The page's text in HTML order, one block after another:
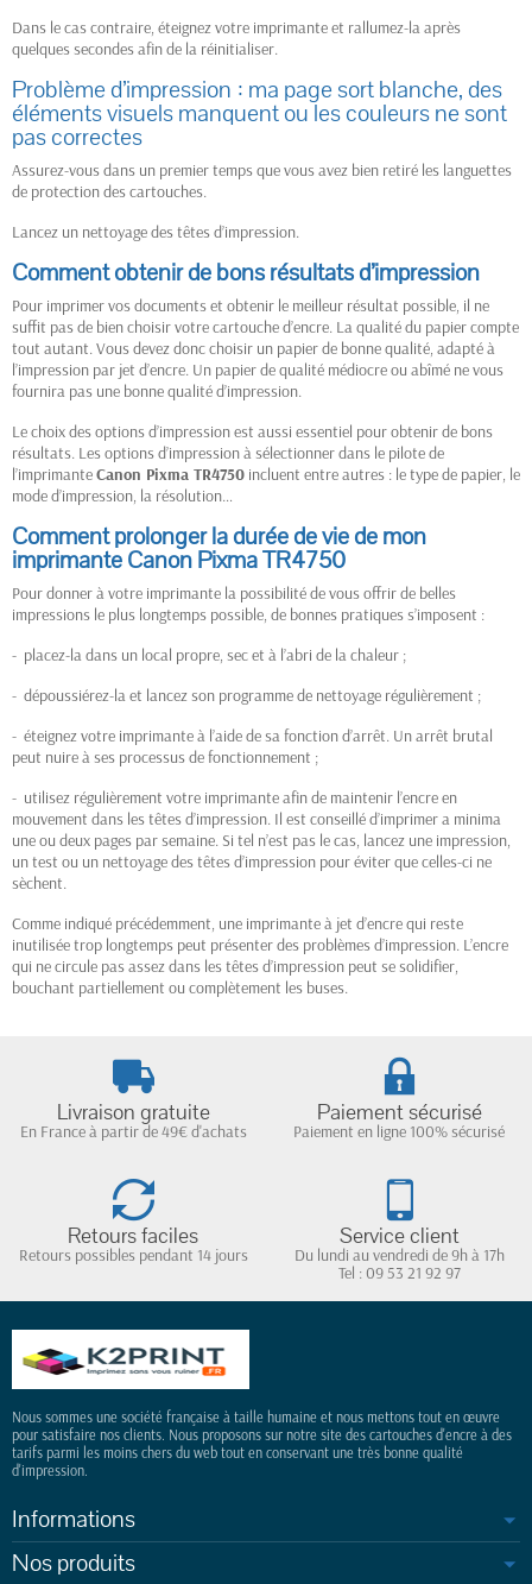
Dans le cas contraire, éteignez votre imprimante et rallumez-la après
quelques secondes afin de la réinitialiser.
Problème d’impression : ma page sort blanche, des
éléments visuels manquent ou les couleurs ne sont
pas correctes
Assurez-vous dans un premier temps que vous avez bien retiré les languettes
de protection des cartouches.
Lancez un nettoyage des têtes d’impression.
Comment obtenir de bons résultats d’impression
Pour imprimer vos documents et obtenir le meilleur résultat possible, il ne
suffit pas de bien choisir votre cartouche d’encre. La qualité du papier compte
tout autant. Vous devez donc choisir un papier de bonne qualité, adapté à
l’impression par jet d’encre. Un papier de qualité médiocre ou abîmé ne vous
fournira pas une bonne qualité d’impression.
Le choix des options d’impression est aussi essentiel pour obtenir de bons
résultats. Les options d’impression à sélectionner dans le pilote de
l’imprimanteCanon Pixma TR4750 incluent entre autres : le type de papier, le
mode d’impression, la résolution…
Comment prolonger la durée de vie de mon
imprimante Canon Pixma TR4750
Pour donner à votre imprimante la possibilité de vous offrir de belles
impressions le plus longtemps possible, de bonnes pratiques s’imposent :
- placez-la dans un local propre, sec et à l’abri de la chaleur ;
- dépoussiérez-la et lancez son programme de nettoyage régulièrement ;
- éteignez votre imprimante à l’aide de sa fonction d’arrêt. Un arrêt brutal
peut nuire à ses processus de fonctionnement ;
- utilisez régulièrement votre imprimante afin de maintenir l’encre en
mouvement dans les têtes d’impression. Il est conseillé d’imprimer a minima
une ou deux pages par semaine. Si tel n’est pas le cas, lancez une impression,
un test ou un nettoyage des têtes d’impression pour éviter que celles-ci ne
sèchent.
Comme indiqué précédemment, une imprimante à jet d’encre qui reste
inutilisée trop longtemps peut présenter des problèmes d’impression. L’encre
qui ne circule pas assez dans les têtes d’impression peut se solidifier,
bouchant partiellement ou complètement les buses.
Livraison gratuite
En France à partir de 49€ d'achats
Paiement sécurisé
Paiement en ligne 100% sécurisé
Retours faciles
Retours possibles pendant 14 jours
Service client
Du lundi au vendredi de 9h à 17h
Tel : 09 53 21 92 97
Nous sommes une société française à taille humaine et nous mettons tout en œuvre
pour satisfaire nos clients. Nous proposons sur notre site des cartouches d'encre à des
tarifs parmi les moins chers du web tout en conservant une très bonne qualité
d'impression.
Informations
Nos produits